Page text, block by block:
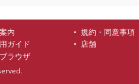
内
規約・同意事項
ガイド
店舗
ラウザ